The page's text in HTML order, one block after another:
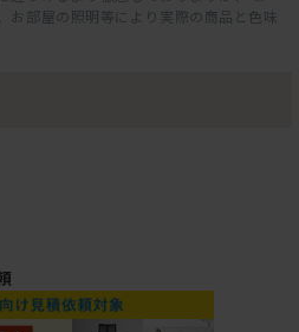
お部屋の照明等により実際の商品と色味